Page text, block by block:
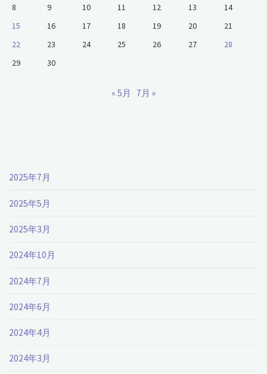
8
9 10 11 12 13
14
15
16 17 18 19 20
21
22
23 24 25 26 27
28
29
30
« 5月 7月 »
2025年7月
2025年5月
2025年3月
2024年10月
2024年7月
2024年6月
2024年4月
2024年3月